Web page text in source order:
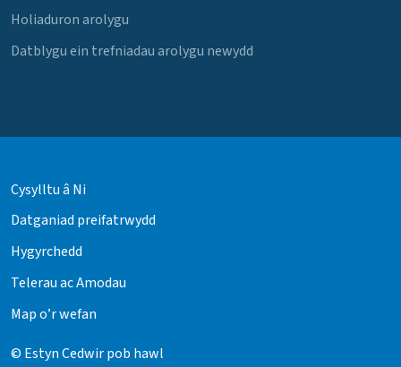
Holiaduron arolygu
Datblygu ein trefniadau arolygu newydd
Cysylltu â Ni
Datganiad preifatrwydd
Hygyrchedd
Telerau ac Amodau
Map o’r wefan
© Estyn Cedwir pob hawl